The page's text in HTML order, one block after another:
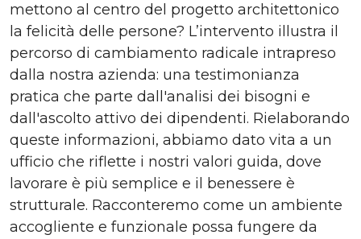
mettono al centro del progetto architettonico
la felicità delle persone? L’intervento illustra il
percorso di cambiamento radicale intrapreso
dalla nostra azienda: una testimonianza
pratica che parte dall'analisi dei bisogni e
dall'ascolto attivo dei dipendenti. Rielaborando
queste informazioni, abbiamo dato vita a un
ufficio che riflette i nostri valori guida, dove
lavorare è più semplice e il benessere è
strutturale. Racconteremo come un ambiente
accogliente e funzionale possa fungere da